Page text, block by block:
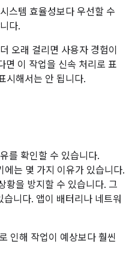
스템 효율성보다 우선할 수
다.
오래 걸리면 사용자 경험이
면 이 작업을 신속 처리로 표
시해서는 안 됩니다.
를 확인할 수 있습니다.
에는 몇 가지 이유가 있습니다.
황을 방지할 수 있습니다. 그
니다. 앱이 배터리나 네트워
인해 작업이 예상보다 훨씬